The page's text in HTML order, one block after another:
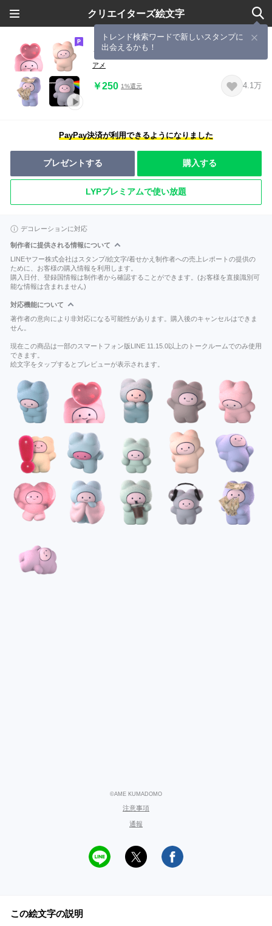
クリエイターズ絵文字
トレンド検索ワードで新しいスタンプに
出会えるかも！
うごく クマども絵文字
アメ
￥250 1%還元 4.1万
PayPay決済が利用できるようになりました
プレゼントする 購入する
LYPプレミアムで使い放題
デコレーションに対応
制作者に提供される情報について
LINEヤフー株式会社はスタンプ/絵文字/着せかえ制作者への売上レポートの提供の
ために、お客様の購入情報を利用します。
購入日付、登録国情報は制作者から確認することができます。(お客様を直接識別可
能な情報は含まれません)
対応機能について
著作者の意向により非対応になる可能性があります。購入後のキャンセルはできま
せん。
現在この商品は一部のスマートフォン版LINE 11.15.0以上のトークルームでのみ使用
できます。
絵文字をタップするとプレビューが表示されます。
©AME KUMADOMO
注意事項
通報
この絵文字の説明